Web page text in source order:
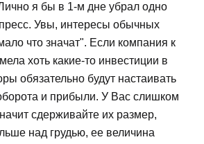
я бы в 1-м дне убрал одно
Увы, интересы обычных
что значат". Если компания к
хоть какие-то инвестиции в
обязательно будут настаивать
и прибыли. У Вас слишком
сдерживайте их размер,
над грудью, ее величина